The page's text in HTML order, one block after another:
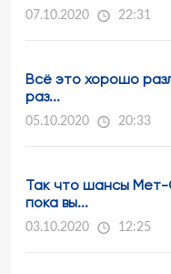
07.10.2020 22:31
Всё это хорошо
раз...
05.10.2020 20:33
Так что шансы
пока вы...
03.10.2020 12:25